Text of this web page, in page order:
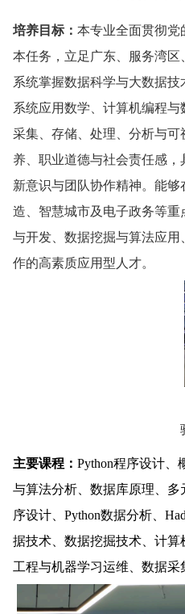
培养目标： 本专业全面贯彻党
本任务，立足广东、服务湾
系统掌握数据科学与大数据技
系统应用数学、计算机编程
采集、存储、处理、分析与
养、职业道德与社会责任感
新意识与团队协作精神。能
造、智慧城市及电子政务等
与开发、数据挖掘与算法应
作的高素质应用型人才。
大
主要课程： Python程序设计、
与算法分析、数据库原理、多
序设计、Python数据分析、
据技术、数据挖掘技术、计
工程与机器学习运维、数据采